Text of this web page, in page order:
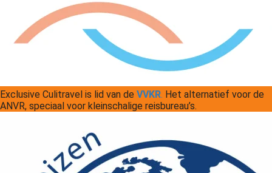
Exclusive Culitravel is lid van de VVKR. Het alternatief voor de
ANVR, speciaal voor kleinschalige reisbureau’s.